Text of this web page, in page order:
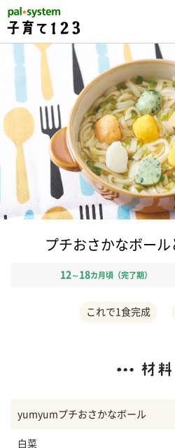
プチおさかなボー
12 ～ 18カ月頃（完了期）
これで1食完成
yumyumプチおさかなボール
白菜